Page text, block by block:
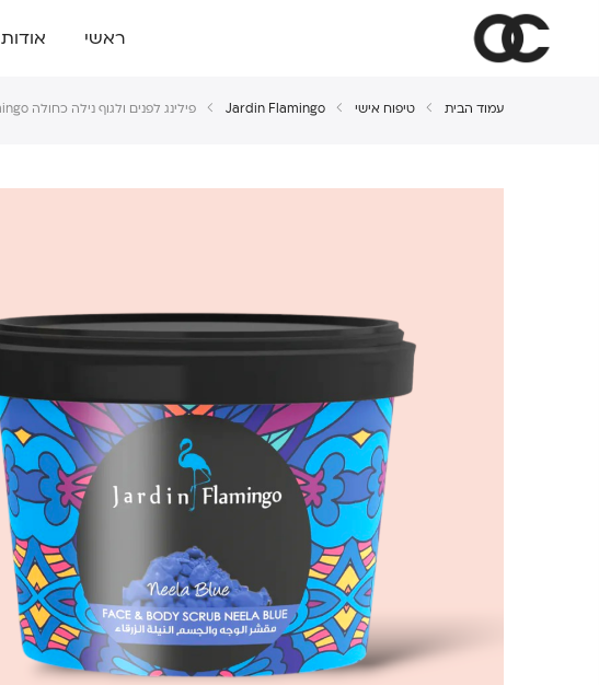
ראשי אודות
עמוד הבית טיפוח אישי Jardin Flamingo פילינג לפנים ולגוף נילה כחולה Jardin flamingo